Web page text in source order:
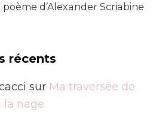
d’Alexander Scriabine
récents
sur Ma traversée de
la nage